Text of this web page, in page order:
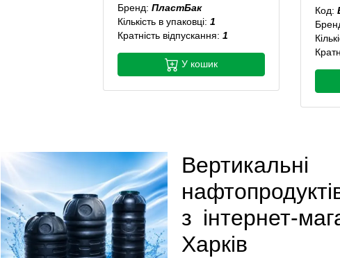
Бренд: ПластБак
Кількість в упаковці: 1
Кратність відпускання: 1
У кошик
Код:
з інтернет-
Харків